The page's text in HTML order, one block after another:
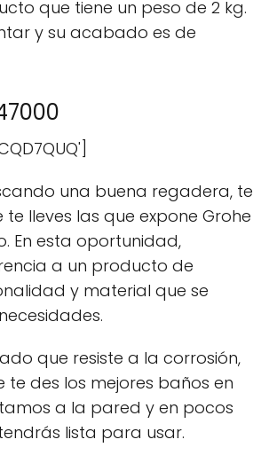
que tiene un peso de 2 kg.
y su acabado es de
una buena regadera, te
lleves las que expone Grohe
En esta oportunidad,
a un producto de
y material que se
que resiste a la corrosión,
des los mejores baños en
a la pared y en pocos
lista para usar.